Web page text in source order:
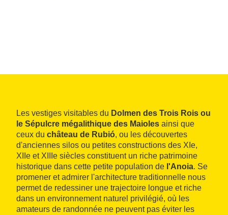
Les vestiges visitables du Dolmen des Trois Rois ou
le Sépulcre mégalithique des Maioles ainsi que
ceux du château de Rubió, ou les découvertes
d'anciennes silos ou petites constructions des XIe,
XIIe et XIIIe siècles constituent un riche patrimoine
historique dans cette petite population de l'Anoia. Se
promener et admirer l'architecture traditionnelle nous
permet de redessiner une trajectoire longue et riche
dans un environnement naturel privilégié, où les
amateurs de randonnée ne peuvent pas éviter les